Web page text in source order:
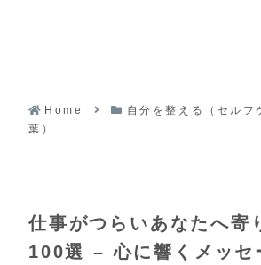
Home
自分を整える（セルフ
葉）
仕事がつらいあなたへ寄
100選 – 心に響くメッセ